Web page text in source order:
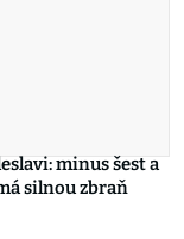
minus šest a
silnou zbraň